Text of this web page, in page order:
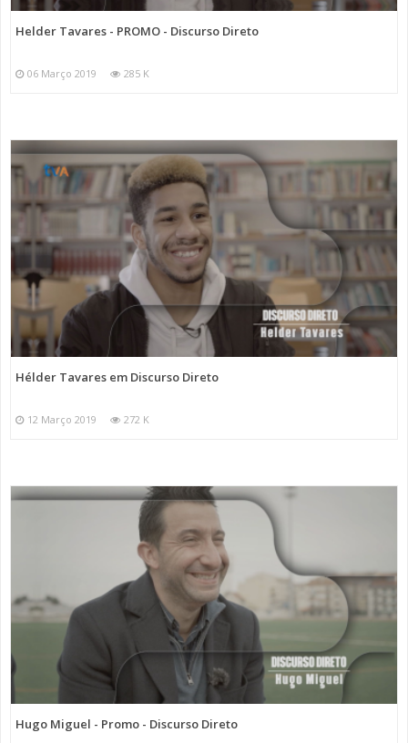
Helder Tavares - PROMO - Discurso Direto
06 Março 2019 285 K
Hélder Tavares em Discurso Direto
12 Março 2019 272 K
Hugo Miguel - Promo - Discurso Direto